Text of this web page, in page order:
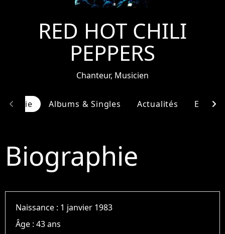
RED HOT CHILI
PEPPERS
Chanteur, Musicien
Albums & Singles Actualités
chevron_left chevron_right
Biographie
Naissance : 1 janvier 1983
Âge :43 ans